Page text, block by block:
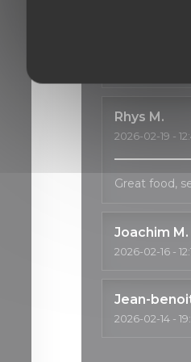
Rhys M
2026-02-19 -
Great food,
Joachim M
2026-02-16 -
Jean-
2026-02-14 -